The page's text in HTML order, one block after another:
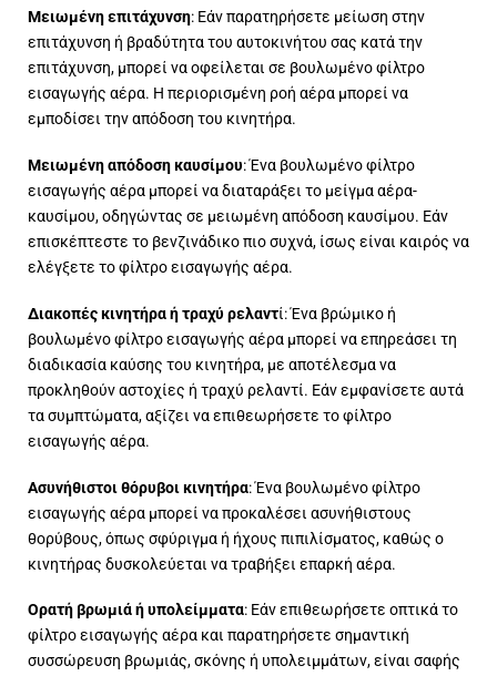
Μειωμένη επιτάχυνση: Εάν παρατηρήσετε μείωση στην
επιτάχυνση ή βραδύτητα του αυτοκινήτου σας κατά την
επιτάχυνση, μπορεί να οφείλεται σε βουλωμένο φίλτρο
εισαγωγής αέρα. Η περιορισμένη ροή αέρα μπορεί να
εμποδίσει την απόδοση του κινητήρα.
Μειωμένη απόδοση καυσίμου: Ένα βουλωμένο φίλτρο
εισαγωγής αέρα μπορεί να διαταράξει το μείγμα αέρα-
καυσίμου, οδηγώντας σε μειωμένη απόδοση καυσίμου. Εάν
επισκέπτεστε το βενζινάδικο πιο συχνά, ίσως είναι καιρός να
ελέγξετε το φίλτρο εισαγωγής αέρα.
Διακοπές κινητήρα ή τραχύ ρελαντί: Ένα βρώμικο ή
βουλωμένο φίλτρο εισαγωγής αέρα μπορεί να επηρεάσει τη
διαδικασία καύσης του κινητήρα, με αποτέλεσμα να
προκληθούν αστοχίες ή τραχύ ρελαντί. Εάν εμφανίσετε αυτά
τα συμπτώματα, αξίζει να επιθεωρήσετε το φίλτρο
εισαγωγής αέρα.
Ασυνήθιστοι θόρυβοι κινητήρα: Ένα βουλωμένο φίλτρο
εισαγωγής αέρα μπορεί να προκαλέσει ασυνήθιστους
θορύβους, όπως σφύριγμα ή ήχους πιπιλίσματος, καθώς ο
κινητήρας δυσκολεύεται να τραβήξει επαρκή αέρα.
Ορατή βρωμιά ή υπολείμματα: Εάν επιθεωρήσετε οπτικά το
φίλτρο εισαγωγής αέρα και παρατηρήσετε σημαντική
συσσώρευση βρωμιάς, σκόνης ή υπολειμμάτων, είναι σαφής